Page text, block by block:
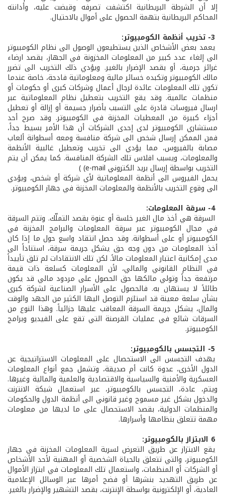
إلا أن الشرطة البريطانية اكتشفت تصرفه وقبضت عليه، وأدانته
المحاكم البريطانية بتهمة الحصول على أموال بالاحتيال.
يعمد بعض الأشخاص الذين يستطيعون الوصول الى نظام الكومبيوتر
الى إلغاء عدد كبير من المعلومات المخزونة في الجهاز، بقصد ارضاء
غرائز جرمية، أو بقصد الإضرار بالغير. ويؤدي ذلك التخريب الى تضرر
مالك الكومبيوتر وتكبده خسائر مالية ومعلوماتية فادحة، خاصة عندما
تكون تلك المعلومات عائدة لرجال أعمال وشركات كبرى أو حكومات أو
منظمات عالمية. وقد يقع التخريب بتعطيل نظام المعلوماتية عبر
ارسال فيروسات قادرة على التسبب بأضرار جسيمة أو إزالة أو تعطيل
أجزاء كبيرة من المعطيات المخزنة في الكومبيوتر. وقد صرح أحد
مستشاري الكومبيوتر لدى إحدى الشركات أن هذا الأمر بسيط جداً،
فمن الممكن إرسال شخص الى شركة منافسة ومعه أسطوانة ألعاب
مصابة بالفيروس، مما يؤدي الى تخريب وتعطيل غالبية الأنظمة
والمعلومات، ويسبب افلاس تلك الشركة المنافسة. كما يمكن أن يتم
التخريب بواسطة إرسال بريد الكتروني e-mail) )
يحمل الفيروس الى أنظمة المعلوماتية لأي شركة أو شخص، ويؤدي
الى وقوع التخريب بالأنظمة والمعلومات المخزنة في جهاز الكومبيوتر.
4- سرقة المعلومات:
السرقة هي أخذ مال الغير خلسة أو عنوة بقصد التملّك. وتتم السرقة
في مجال الكومبيوتر عبر سرقة المعلومات والبرامج المخزنة في
الكومبيوتر أو على أسطوانة. وقد حصل انتقاد واسع حول ما إذا كان
أخذ المعلومات من دون وجه حق يشكل جريمة سرقة، استناداً الى
مدى إمكانية اعتبار المعلومات مالاً. لكن تلك الانتقادات لم تلق تأييداً
في النظام القانوني والمالي، لأن المعلومات كسلعة ذات قيمة
مرتفعة جداً وتولي مالكها حق الحصول على مردود مالي قد يكون
طائلاً لا يستهان به. فالحصول على الأسرار الصناعية لشركة كبرى
بشأن سلعة معينة قد استلزم التوصل اليها الكثير من الجهد والوقت
والمال، يشكل جريمة السرقة المعاقب عليها جزائياً. وهذا النوع من
السرقات شائع في عمليات القرصنة التي تقع على الفيديو وبرامج
الكومبيوتر.
يهدف التجسس الى الاستحصال على المعلومات الاستراتيجية عن
الدول الأخرى، عدوة كانت أم صديقة، وتشمل جمع أنواع المعلومات
العسكرية والأمنية والسياسية والاقتصادية والعلمية والمالية وغيرها.
ويتم، عادة، التجسس بالكومبيوتر، عبر استعمال شبكة الانترنت
والدخول بشكل غير مسموح وغير قانوني الى أنظمة الدول والحكومات
والمنظمات الدولية، بقصد الاستحصال على ما لديها من معلومات
مهمة تتعلق بنظامها وأسرارها.
يقع الابتزاز عن طريق التعرض لسرية المعلومات المخزنة في جهاز
الكومبيوتر، والتي تتعلق بالحياة الشخصية أو المهنية لأحد الأشخاص
أو الشركات أو المنظمات، واستعمال تلك المعلومات في ابتزاز الأموال
عن طريق التهديد بنشرها أو فضح أمرها عبر الوسائل الإعلامية
العادية، أو الإلكترونية بواسطة الإنترنت، بقصد التشهير والإضرار بالغير.